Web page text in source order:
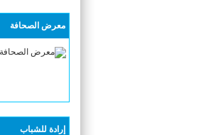
معرض الصحافة
إرادة للشباب